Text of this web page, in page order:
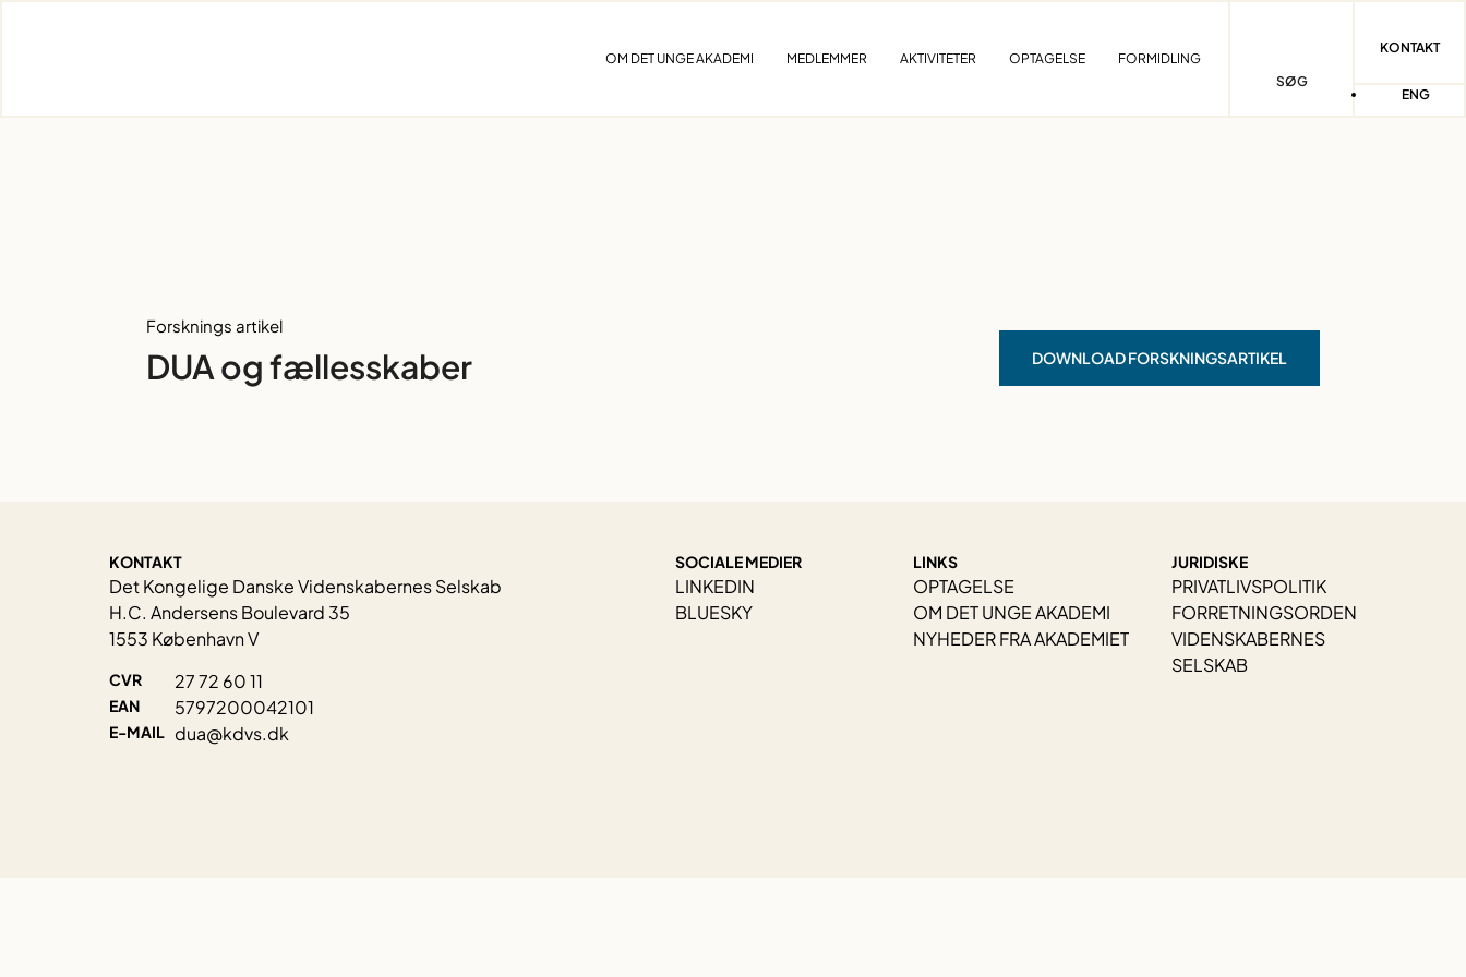
OM DET UNGE AKADEMI MEDLEMMER AKTIVITETER OPTAGELSE
FORMIDLING
SØG
KONTAKT
ENG
Forsknings artikel
DUA og fællesskaber DOWNLOAD FORSKNINGSARTIKEL
KONTAKT
Det Kongelige Danske Videnskabernes Selskab
H.C. Andersens Boulevard 35
1553 København V
CVR 27 72 60 11
EAN 5797200042101
E-MAIL dua@kdvs.dk
SOCIALE MEDIER
LINKEDIN
BLUESKY
LINKS
OPTAGELSE
OM DET UNGE AKADEMI
NYHEDER FRA AKADEMIET
JURIDISKE
PRIVATLIVSPOLITIK
FORRETNINGSORDEN
VIDENSKABERNES
SELSKAB